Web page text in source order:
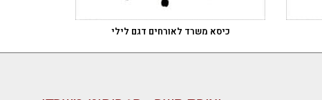
כיסא משרד לאורחים דגם לילי